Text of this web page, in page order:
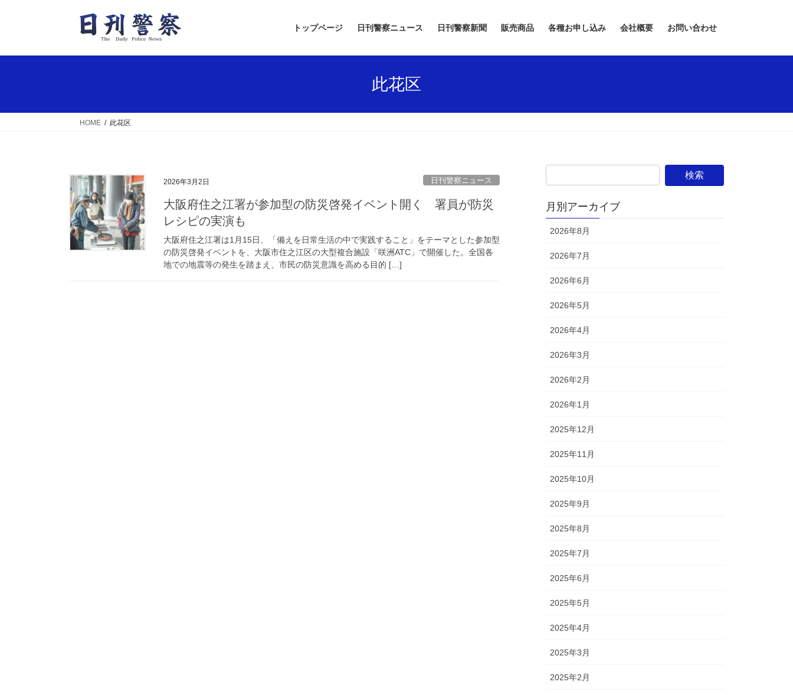
トップページ 日刊警察ニュース 日刊警察新聞 販売商品 各種お申し込み 会社概要 お問い合わせ
此花区
HOME 此花区
2026年3月2日 日刊警察ニュース
大阪府住之江署が参加型の防災啓発イベント開く 署員が防災
レシピの実演も
大阪府住之江署は1月15日、「備えを日常生活の中で実践すること」をテーマとした参加型
の防災啓発イベントを、大阪市住之江区の大型複合施設「咲洲ATC」で開催した。全国各
地での地震等の発生を踏まえ、市民の防災意識を高める目的 […]
月別アーカイブ
2026年8月
2026年7月
2026年6月
2026年5月
2026年4月
2026年3月
2026年2月
2026年1月
2025年12月
2025年11月
2025年10月
2025年9月
2025年8月
2025年7月
2025年6月
2025年5月
2025年4月
2025年3月
2025年2月